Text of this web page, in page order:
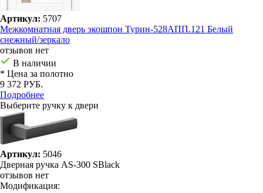
Артикул: 5707
Межкомнатная дверь экошпон Турин-528AПП.121 Белый
снежный/зеркало
отзывов нет
В наличии
* Цена за полотно
9 372 РУБ.
Подробнее
Выберите ручку к двери
Артикул: 5046
Дверная ручка AS-300 SBlack
отзывов нет
Модификация: